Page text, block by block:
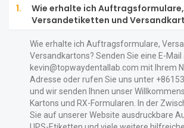
1.
Wie erhalte ich Auftragsformulare,
Versandetiketten und
Wie erhalte ich Auftragsformulare,
Versandkartons? Senden Sie eine E-Mail
kevin@topwaydentallab.com mit Ihrem
Adresse oder rufen Sie uns unter
und wir senden Ihnen unser
Kartons und RX-Formularen. In der
Sie auf unserer Website ausdruckbare